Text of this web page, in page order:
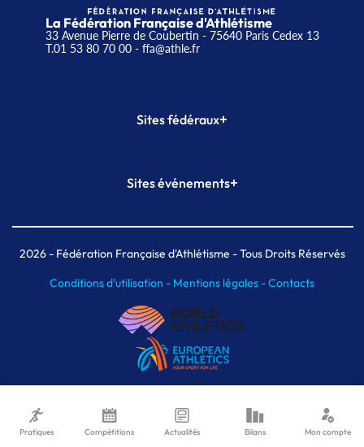
La Fédération Française d'Athlétisme
33 Avenue Pierre de Coubertin - 75640 Paris Cedex 13
T.01 53 80 70 00- ffa@athle.fr
Sites fédéraux+
Plateforme Formation
Sites événements+
Meeting de Paris indoor
MAIF Ekiden de Paris
2026- Fédération Française d'Athlétisme - Tous Droits Réservés
Conditions d'utilisation - Mentions légales -Contacts
Pratiques Compétitions Actualités Bilans Mon compte